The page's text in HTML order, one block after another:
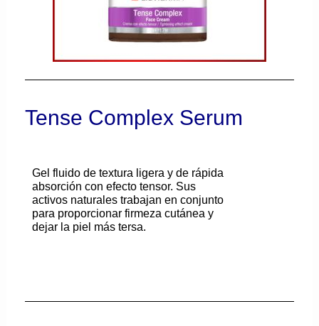
Tense Complex Serum
Gel fluido de textura ligera y de rápida
absorción con efecto tensor. Sus
activos naturales trabajan en conjunto
para proporcionar firmeza cutánea y
dejar la piel más tersa.